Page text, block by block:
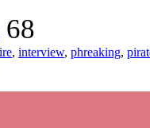
68
, interview, phreaking,